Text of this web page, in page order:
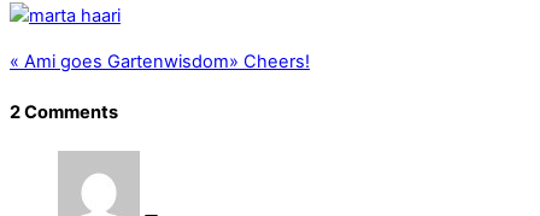
« Ami goes Gartenwisdom» Cheers!
2 Comments